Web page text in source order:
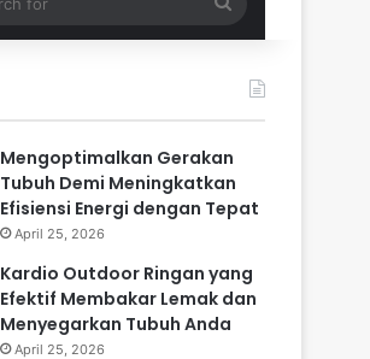
for
Mengoptimalkan Gerakan
Tubuh Demi Meningkatkan
Efisiensi Energi dengan Tepat
April 25, 2026
Kardio Outdoor Ringan yang
Efektif Membakar Lemak dan
Menyegarkan Tubuh Anda
April 25, 2026